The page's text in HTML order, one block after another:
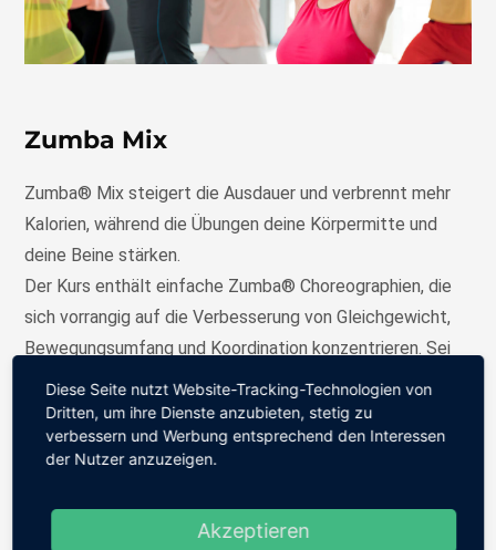
Zumba Mix
Zumba® Mix steigert die Ausdauer und verbrennt mehr
Kalorien, während die Übungen deine Körpermitte und
deine Beine stärken.
Der Kurs enthält einfache Zumba® Choreographien, die
sich vorrangig auf die Verbesserung von Gleichgewicht,
Bewegungsumfang und Koordination konzentrieren. Sei
bereit, so richtig zu schwitzen und dann mit neuer Kraft
aus dem Kurs zu kommen. Es handelt sich um eine offene
Gruppe, jeder kann gerne dazustoßen!
Fettverbrennung erhöhen
Diese Seite nutzt Website-Tracking-Technologien von
Dritten, um ihre Dienste anzubieten, stetig zu
verbessern und Werbung entsprechend den Interessen
der Nutzer anzuzeigen.
Akzeptieren